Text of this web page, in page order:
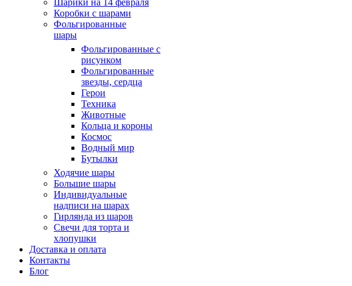
Шарики на 14 февраля
Коробки с шарами
Фольгированные
шары
Фольгированные с
рисунком
Фольгированные
звезды, сердца
Герои
Техника
Животные
Кольца и короны
Космос
Водный мир
Бутылки
Ходячие шары
Большие шары
Индивидуальные
надписи на шарах
Гирлянда из шаров
Свечи для торта и
хлопушки
Доставка и оплата
Контакты
Блог